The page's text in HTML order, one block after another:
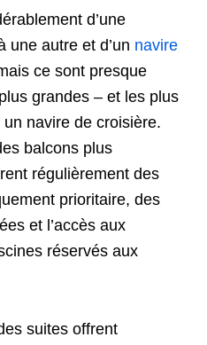
d’une
une autre et d’un navire
ce sont presque
grandes – et les plus
navire de croisière.
balcons plus
régulièrement des
prioritaire, des
et l’accès aux
réservés aux
suites offrent